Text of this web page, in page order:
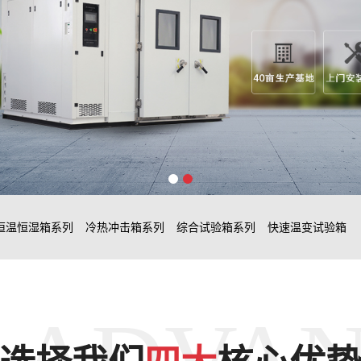
温恒湿箱系列 冷热冲击箱系列 综合试验箱系列 快速温变试验箱